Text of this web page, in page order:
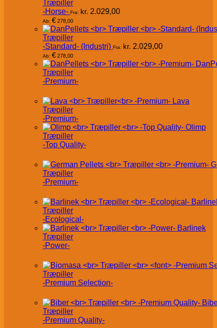
Træpiller
-Horse- Fra: kr. 2.029,00
Ab: € 278,00
Træpiller
-Standard- (Industri) Fra: kr. 2.029,00
Ab: € 278,00
Træpiller
-Premium-
Lava
Træpiller
-Premium-
Olimp
Træpiller
-Top Quality-
Træpiller
-Premium-
Træpiller
-Ecological-
Barlinek
Træpiller
-Power-
Træpiller
-Premium Selection-
Træpiller
-Premium Quality-